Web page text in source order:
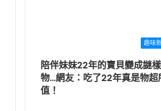
趣味
陪伴妹妹22年的寶貝變成謎
物…網友：吃了22年真是物超
值！